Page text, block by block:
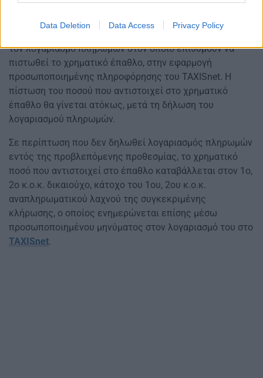
Data Deletion Data Access Privacy Policy
έχουν δηλώσει λογαριασμό πληρωμών, δίνεται
προθεσμία 3 μηνών από την επομένη της ημερομηνίας
τον λογαριασμό πληρωμών στον οποίο επιθυμούν να
πιστωθεί το χρηματικό έπαθλο, στην εφαρμογή
προσωποποιημένης πληροφόρησης του TAXISnet. Η
πίστωση του ποσού που αντιστοιχεί στο χρηματικό
έπαθλο θα γίνεται ατόκως, μετά τη δήλωση του
λογαριασμού πληρωμών.
Σε περίπτωση που δεν δηλωθεί λογαριασμός πληρωμών
εντός της προβλεπόμενης προθεσμίας, το χρηματικό
ποσό που αντιστοιχεί στο έπαθλο καταβάλλεται στον 1ο,
2ο κ.ο.κ. δικαιούχο, κάτοχο του 1ου, 2ου κ.ο.κ.
αναπληρωματικού λαχνού της συγκεκριμένης
κλήρωσης, ο οποίος ενημερώνεται επίσης μέσω
προσωποποιημένου μηνύματος στον λογαριασμό του στο
TAXISnet.